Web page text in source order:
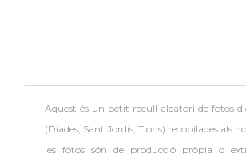
Aquest és un petit recull aleatori defotos
(Diades, Sant Jordis, Tions) recopilades als
les fotos són de producció pròpia o